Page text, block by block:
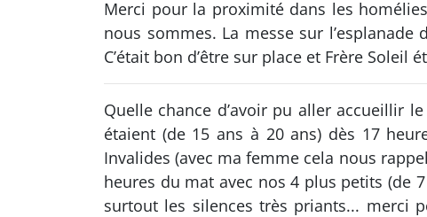
Merci pour la proximité dans les
nous sommes. La messe sur
C’était bon d’être sur place et Frère Soleil
Quelle chance d’avoir pu aller accueillir
étaient (de 15 ans à 20 ans) dès 17
Invalides (avec ma femme cela nous
heures du mat avec nos 4 plus petits (de
surtout les silences très priants... merci